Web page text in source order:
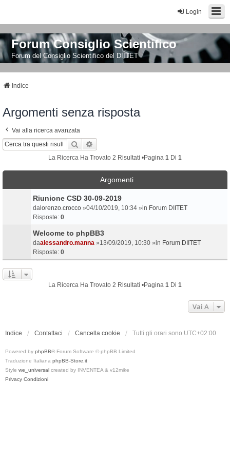
Login
Forum Consiglio Scientifico
Forum del Consiglio Scientifico del DIITET
Indice
Argomenti senza risposta
Vai alla ricerca avanzata
Cerca
La Ricerca Ha Trovato 2 Risultati •Pagina 1 Di 1
Argomenti
Riunione CSD 30-09-2019
da lorenzo.crocco »04/10/2019, 10:34 »in Forum DIITET
Risposte: 0
Welcome to phpBB3
daalessandro.manna »13/09/2019, 10:30 »in Forum DIITET
Risposte: 0
La Ricerca Ha Trovato 2 Risultati •Pagina 1 Di 1
Vai A
Indice Contattaci Cancella cookie Tutti gli orari sono UTC+02:00
Powered by phpBB® Forum Software © phpBB Limited
Traduzione Italiana phpBB-Store.it
Style we_universal created by INVENTEA & v12mike
Privacy Condizioni